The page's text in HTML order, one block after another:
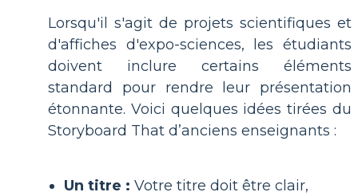
Lorsqu'il s'agit de projets scientifiques et
d'affiches d'expo-sciences, les étudiants
doivent inclure certains éléments
standard pour rendre leur présentation
étonnante. Voici quelques idées tirées du
Storyboard That d’anciens enseignants :
Un titre : Votre titre doit être clair,